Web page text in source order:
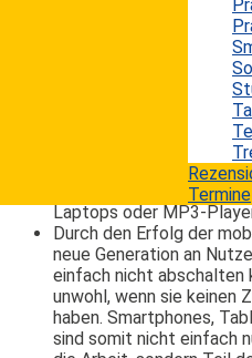
Termine
mit dem Technologie-
Ergebnis ist klar und
britischen Bevölkerung kann
bildschirmabhängig
Hier die wichtigsten Aussagen
Dreiviertel der
angegeben, dass sie
ohne technische Geräte
Laptops oder MP3-
Durch den Erfolg der
neue Generation an
einfach nicht abschalten
unwohl, wenn sie keinen
haben. Smartphones,
sind somit nicht einfach